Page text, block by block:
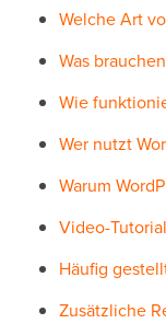
Welche Art
Was
Wie
Wer nutzt
Warum
Video-Tutorial
Häufig
Zusätzliche